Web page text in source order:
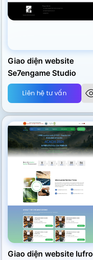
Giao diện website
Se7engame Studio
Liên hệ tư vấn
Giao diện website Iufro